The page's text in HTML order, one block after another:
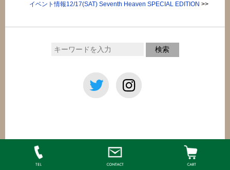
イベント情報12/17(SAT) Seventh Heaven SPECIAL EDITION >>